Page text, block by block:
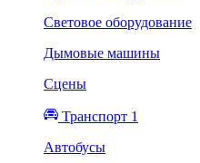
Световое оборудование
Дымовые машины
Сцены
Транспорт 1
Автобусы